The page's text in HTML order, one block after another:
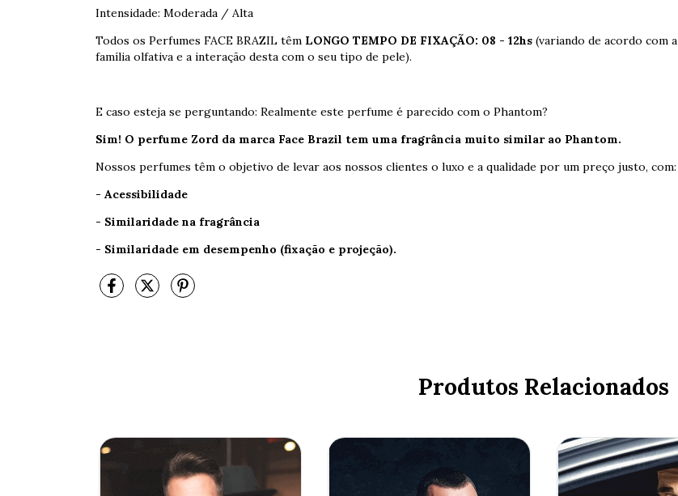
Intensidade: Moderada / Alta
Todos os Perfumes FACE BRAZIL têm LONGO TEMPO DE FIXAÇÃO: 08 - 12hs (variando de acordo com a
família olfativa e a interação desta com o seu tipo de pele).
E caso esteja se perguntando: Realmente este perfume é parecido com o Phantom?
Sim! O perfume Zord da marca Face Brazil tem uma fragrância muito similar ao Phantom.
Nossos perfumes têm o objetivo de levar aos nossos clientes o luxo e a qualidade por um preço justo, com:
- Acessibilidade
- Similaridade na fragrância
- Similaridade em desempenho (fixação e projeção).
Produtos Relacionados